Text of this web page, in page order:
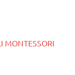
MONTESSORI